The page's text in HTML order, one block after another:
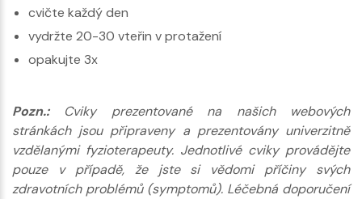
cvičte každý den
vydržte 20-30 vteřin v protažení
opakujte 3x
Pozn.: Cviky prezentované na našich webových
stránkách jsou připraveny a prezentovány univerzitně
vzdělanými fyzioterapeuty. Jednotlivé cviky provádějte
pouze v případě, že jste si vědomi příčiny svých
zdravotních problémů (symptomů). Léčebná doporučení